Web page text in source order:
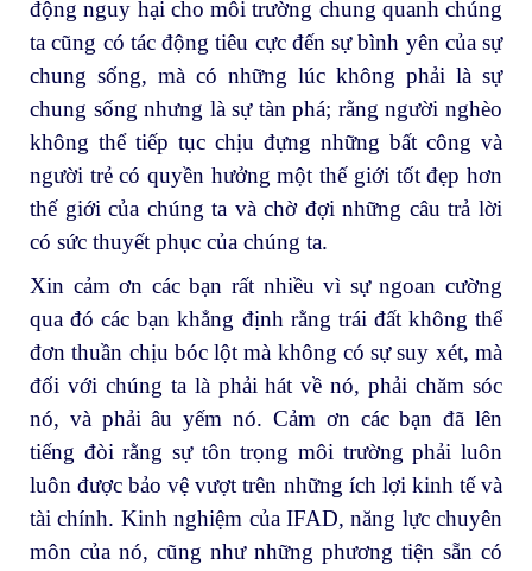
động nguy hại cho môi trường chung quanh chúng
ta cũng có tác động tiêu cực đến sự bình yên của sự
chung sống, mà có những lúc không phải là sự
chung sống nhưng là sự tàn phá; rằng người nghèo
không thể tiếp tục chịu đựng những bất công và
người trẻ có quyền hưởng một thế giới tốt đẹp hơn
thế giới của chúng ta và chờ đợi những câu trả lời
có sức thuyết phục của chúng ta.
Xin cảm ơn các bạn rất nhiều vì sự ngoan cường
qua đó các bạn khẳng định rằng trái đất không thể
đơn thuần chịu bóc lột mà không có sự suy xét, mà
đối với chúng ta là phải hát về nó, phải chăm sóc
nó, và phải âu yếm nó. Cảm ơn các bạn đã lên
tiếng đòi rằng sự tôn trọng môi trường phải luôn
luôn được bảo vệ vượt trên những ích lợi kinh tế và
tài chính. Kinh nghiệm của IFAD, năng lực chuyên
môn của nó, cũng như những phương tiện sẵn có